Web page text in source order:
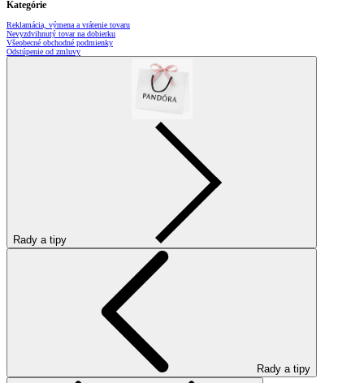
Kategórie
Reklamácia, výmena a vrátenie tovaru
Nevyzdvihnutý tovar na dobierku
Všeobecné obchodné podmienky
Odstúpenie od zmluvy
Rady a tipy
Rady a tipy